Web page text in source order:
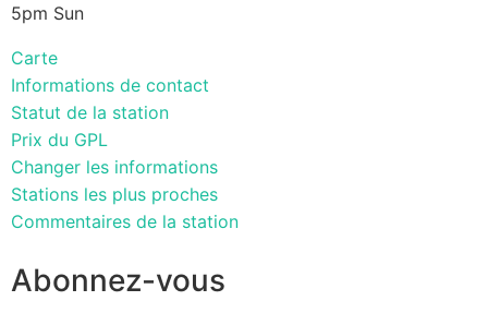
5pm Sun
Carte
Informations de contact
Statut de la station
Prix du GPL
Changer les informations
Stations les plus proches
Commentaires de la station
Abonnez-vous